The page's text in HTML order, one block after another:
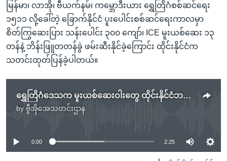
မြန်မာ၊ လာအို၊ ဗီယက်နမ်၊ ကမ္ဘောဒီးယား ရွှေတြိဂံစစ်ဆင်ရေး
၁၅၁၁ လို့ခေါ်တဲ့ ခြောက်နိုင်ငံ ပူးပေါင်းစစ်ဆင်ရေးကာလမှာ
စိတ်ကြွဆေးပြား သန်းပေါင်း ၃၀၀ ကျော်၊ ICE မူးယစ်ဆေး ၁၃
တန်နဲ့ ဘိန်းဖြူတတန်ခွဲ ဖမ်းဆီးနိုင်ခဲ့ကြောင်း ထိုင်းနိုင်ငံက
သတင်းထုတ်ပြန်ခဲ့ပါတယ်။
ရွှေတြိဂံဒေသက မူးယစ်ဆေးဝါးတွေ ထိုင်းနိုင်ငံဘက် ဝင်ရောက်နေဆဲ
by ဗွီအိုအေသတင်းဌာန
No media source currently available
0:00 2:25